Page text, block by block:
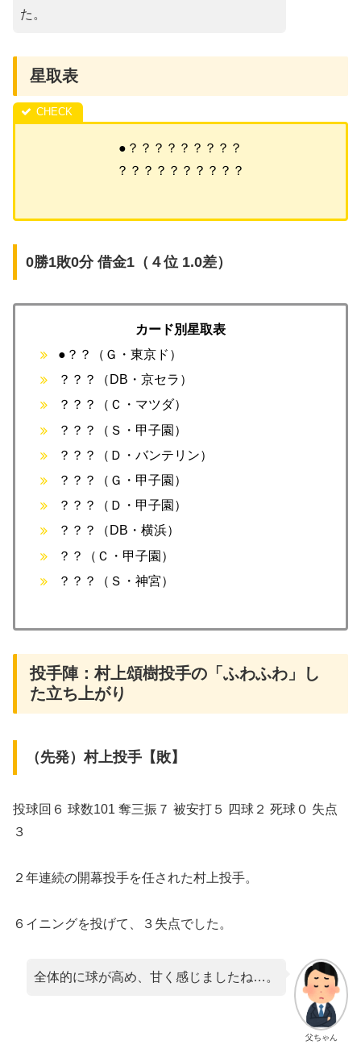
た。
星取表
●？？？？？？？？？
？？？？？？？？？？
0勝1敗0分 借金1（４位 1.0差）
カード別星取表
●？？（Ｇ・東京ド）
？？？（DB・京セラ）
？？？（Ｃ・マツダ）
？？？（Ｓ・甲子園）
？？？（Ｄ・バンテリン）
？？？（Ｇ・甲子園）
？？？（Ｄ・甲子園）
？？？（DB・横浜）
？？（Ｃ・甲子園）
？？？（Ｓ・神宮）
投手陣：村上頌樹投手の「ふわふわ」し
た立ち上がり
（先発）村上投手【敗】
投球回６ 球数101 奪三振７ 被安打５ 四球２ 死球０ 失点
３
２年連続の開幕投手を任された村上投手。
６イニングを投げて、３失点でした。
父ちゃん
全体的に球が高め、甘く感じましたね…。